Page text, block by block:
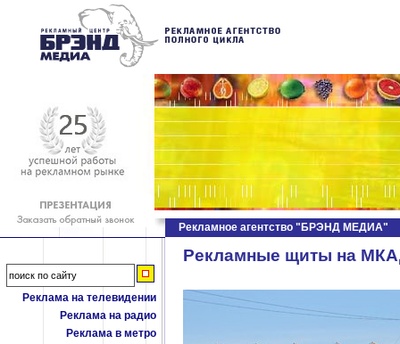
Рекламные щиты на
Реклама на телевидении
Реклама на радио
Реклама в метро
Рекламное агентство "БРЭНД МЕДИА"